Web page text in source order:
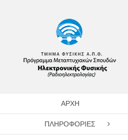
ΑΡΧΗ
ΠΛΗΡΟΦΟΡΙΕΣ